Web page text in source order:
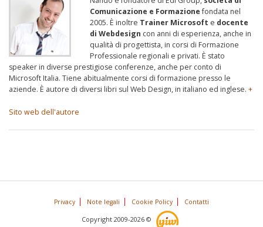
Comunicazione e Formazionefondata nel
2005. È inoltre Trainer Microsoft e docente
di Webdesign con anni di esperienza, anche in
qualità di progettista, in corsi di Formazione
Professionale regionali e privati. È stato
speaker in diverse prestigiose conferenze, anche per conto di
Microsoft Italia. Tiene abitualmente corsi di formazione presso le
aziende. È autore di diversi libri sul Web Design, in italiano ed inglese. +
Sito web dell'autore
Privacy Note legali Cookie Policy Contatti
Copyright 2009-2026 ©